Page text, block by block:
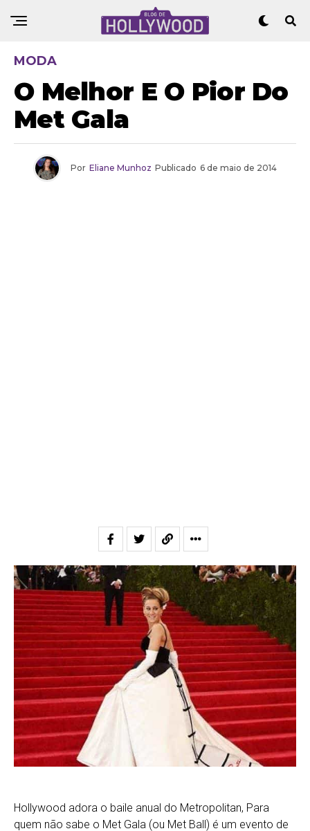
MODA
O Melhor E O Pior Do
Met Gala
Por Eliane Munhoz Publicado 6 de maio de 2014
Hollywood adora o baile anual do Metropolitan, Para
quem não sabe o Met Gala (ou Met Ball) é um evento de